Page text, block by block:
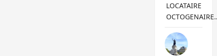
LOCATAIRE